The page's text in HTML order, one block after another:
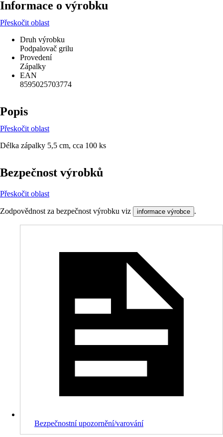
Informace o výrobku
Přeskočit oblast
Druh výrobku
Podpalovač grilu
Provedení
Zápalky
EAN
8595025703774
Popis
Přeskočit oblast
Délka zápalky 5,5 cm, cca 100 ks
Bezpečnost výrobků
Přeskočit oblast
Zodpovědnost za bezpečnost výrobku viz informace výrobce .
Bezpečnostní upozornění/varování